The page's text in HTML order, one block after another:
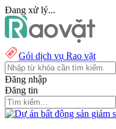
Đang xử lý...
Gói dịch vụ Rao vặt
Đăng nhập
Đăng tin